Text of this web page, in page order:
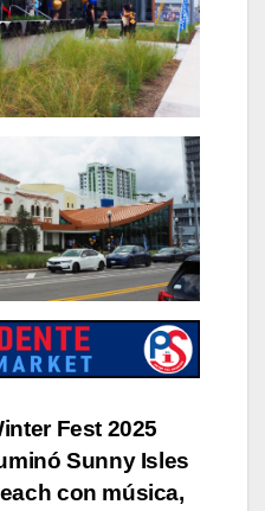
Fest 2025
Sunny Isles
con música,